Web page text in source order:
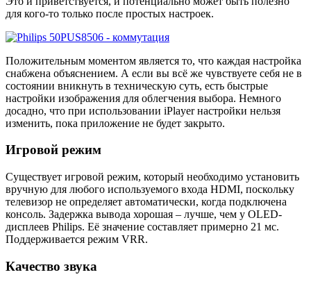
для кого-то только после простых настроек.
Положительным моментом является то, что каждая настройка
снабжена объяснением. А если вы всё же чувствуете себя не в
состоянии вникнуть в техническую суть, есть быстрые
настройки изображения для облегчения выбора. Немного
досадно, что при использовании iPlayer настройки нельзя
изменить, пока приложение не будет закрыто.
Игровой режим
Существует игровой режим, который необходимо установить
вручную для любого используемого входа HDMI, поскольку
телевизор не определяет автоматически, когда подключена
консоль. Задержка вывода хорошая – лучше, чем у OLED-
дисплеев Philips. Её значение составляет примерно 21 мс.
Поддерживается режим VRR.
Качество звука